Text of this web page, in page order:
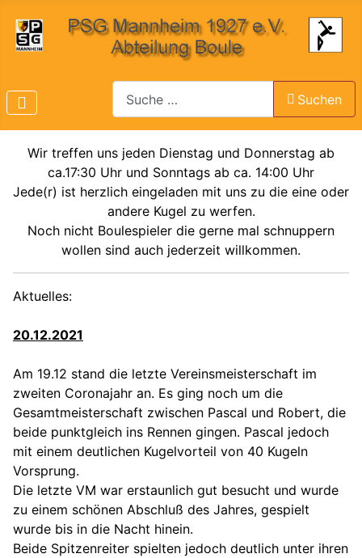
Suchen
Wir treffen uns jeden Dienstag und Donnerstag ab
ca.17:30 Uhr und Sonntags ab ca. 14:00 Uhr
Jede(r) ist herzlich eingeladen mit uns zu die eine oder
andere Kugel zu werfen.
Noch nicht Boulespieler die gerne mal schnuppern
wollen sind auch jederzeit willkommen.
Aktuelles:
20.12.2021
Am 19.12 stand die letzte Vereinsmeisterschaft im
zweiten Coronajahr an. Es ging noch um die
Gesamtmeisterschaft zwischen Pascal und Robert, die
beide punktgleich ins Rennen gingen. Pascal jedoch
mit einem deutlichen Kugelvorteil von 40 Kugeln
Vorsprung.
Die letzte VM war erstaunlich gut besucht und wurde
zu einem schönen Abschluß des Jahres, gespielt
wurde bis in die Nacht hinein.
Beide Spitzenreiter spielten jedoch deutlich unter ihren